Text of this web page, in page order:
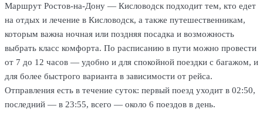
Маршрут Ростов-на-Дону — Кисловодск подходит тем, кто едет
на отдых и лечение в Кисловодск, а также путешественникам,
которым важна ночная или поздняя посадка и возможность
выбрать класс комфорта. По расписанию в пути можно провести
от 7 до 12 часов — удобно и для спокойной поездки с багажом, и
для более быстрого варианта в зависимости от рейса.
Отправления есть в течение суток: первый поезд уходит в 02:50,
последний — в 23:55, всего — около 6 поездов в день.